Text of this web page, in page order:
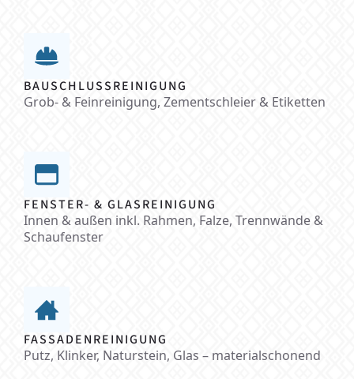
BAUSCHLUSSREINIGUNG
Grob- & Feinreinigung, Zementschleier & Etiketten
FENSTER- & GLASREINIGUNG
Innen & außen inkl. Rahmen, Falze, Trennwände &
Schaufenster
FASSADENREINIGUNG
Putz, Klinker, Naturstein, Glas – materialschonend